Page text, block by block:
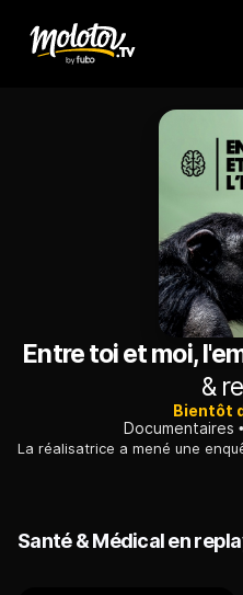
Entre toi et moi,
&
Bientôt
Documentaires
Santé & Médical en